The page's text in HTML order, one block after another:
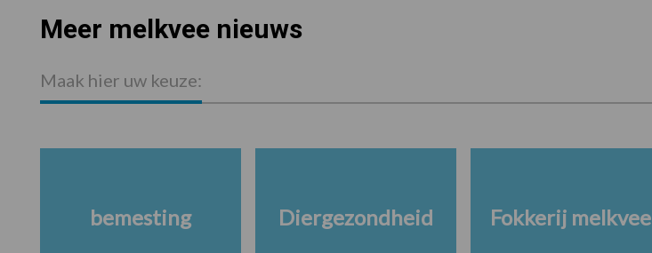
Meer melkvee nieuws
Maak hier uw keuze:
bemesting Diergezondheid Fokkerij melkvee